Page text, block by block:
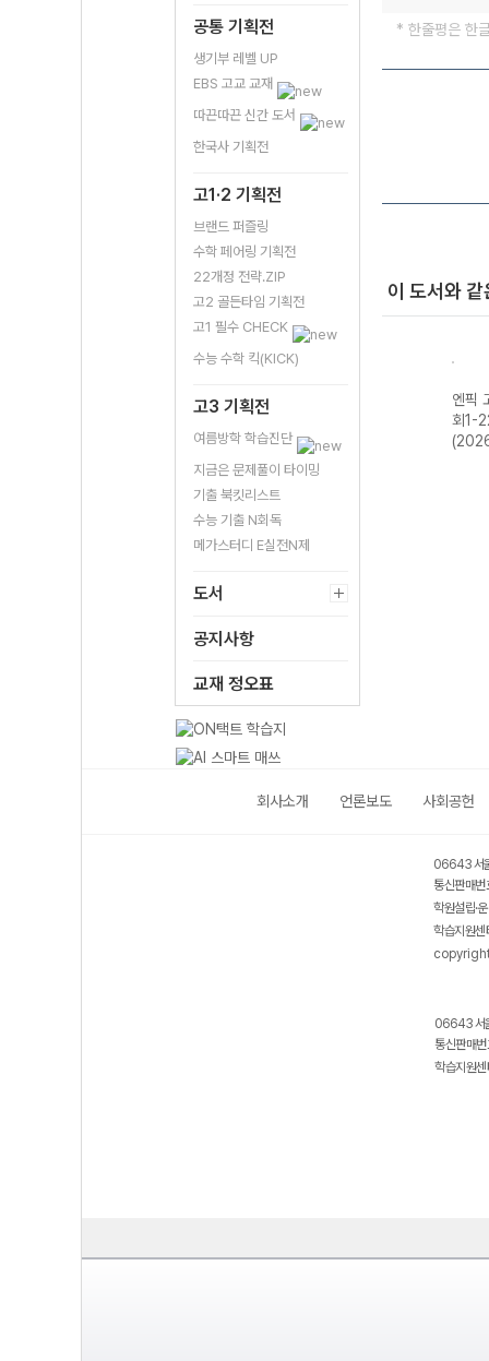
공통 기획전
생기부 레벨 UP
EBS 고교 교재
따끈따끈 신간 도서
한국사 기획전
고1·2 기획전
브랜드 퍼즐링
수학 페어링 기획전
22개정 전략.ZIP
고2 골든타임 기획전
고1 필수 CHECK
수능 수학 킥(KICK)
고3 기획전
여름방학 학습진단
지금은 문제풀이 타이밍
기출 북킷리스트
수능 기출 N회독
메가스터디 E실전N제
도서
공지사항
교재 정오표
* 한줄평은 한
이 도서와
엔픽 고등 통합과
학1-22개정
(2026년용)
(2026년용)
엔픽
회1-
회사소개 언론보도 사회공헌
06643 서
통신판매
학원설립·
학습지원
06643 서
통신판매
학습지원